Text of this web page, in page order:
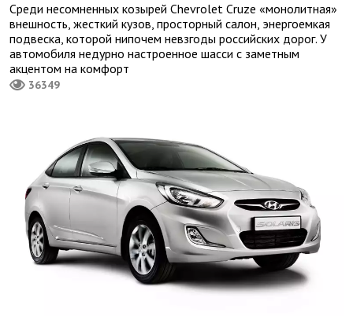
Среди несомненных козырей Chevrolet Cruze «монолитная»
внешность, жесткий кузов, просторный салон, энергоемкая
подвеска, которой нипочем невзгоды российских дорог. У
автомобиля недурно настроенное шасси с заметным
акцентом на комфорт
36349